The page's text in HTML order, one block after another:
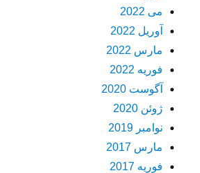
می 2022
آوریل 2022
مارس 2022
فوریه 2022
آگوست 2020
ژوئن 2020
نوامبر 2019
مارس 2017
فوریه 2017